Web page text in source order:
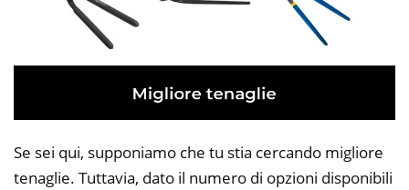
Se sei qui, supponiamo che tu stia cercando migliore
tenaglie. Tuttavia, dato il numero di opzioni disponibili